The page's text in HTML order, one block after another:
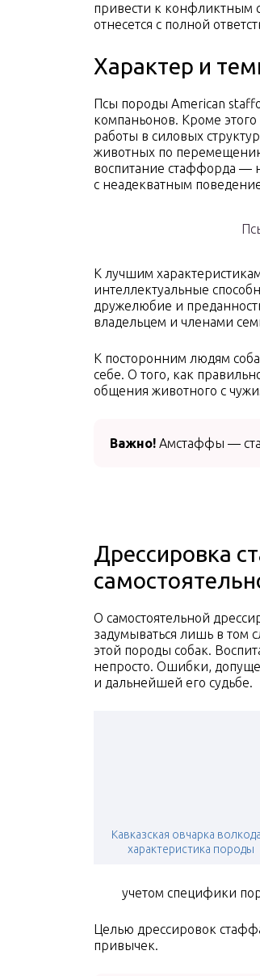
привести к конфликтным
отнесется с полной
Характер и
Псы породы Аmerican
компаньонов. Кроме
работы в силовых
животных по перемещению
воспитание стаффорда —
с неадекватным
К лучшим
интеллектуальные
дружелюбие и
владельцем и членами
К посторонним людям
себе. О того, как
общения животного с
Важно! Амстаффы —
Дрессировка
О самостоятельной
задумываться лишь в том
этой породы собак.
непросто. Ошибки,
и дальнейшей его судьбе.
Кавказская овчарка
характеристика породы
учетом специфики
Целью дрессировок
привычек.